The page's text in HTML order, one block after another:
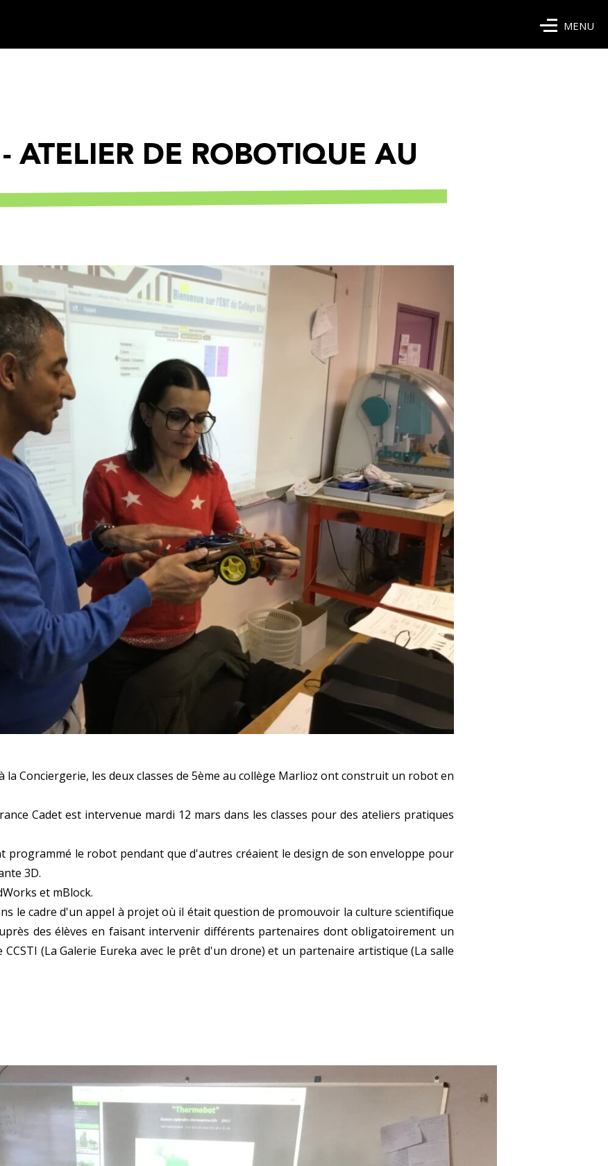
MENU
ATELIER DE ROBOTIQUE AU
la Conciergerie, les deux classes de 5ème au collège Marlioz ont construit un robot en
Cadet est intervenue mardi 12 mars dans les classes pour des ateliers pratiques
programmé le robot pendant que d'autres créaient le design de son enveloppe pour
3D.
et mBlock.
le cadre d'un appel à projet où il était question de promouvoir la culture scientifique
des élèves en faisant intervenir différents partenaires dont obligatoirement un
(La Galerie Eureka avec le prêt d'un drone) et un partenaire artistique (La salle